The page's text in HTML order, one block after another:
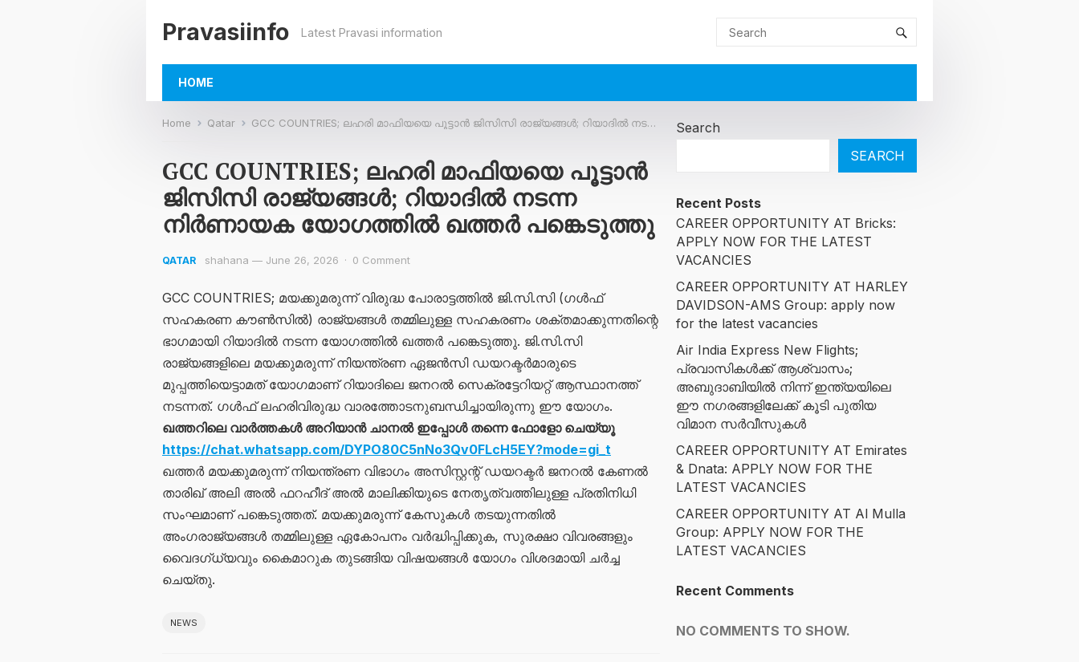
Pravasiinfo Latest Pravasi information
HOME
Home Qatar GCC COUNTRIES; ലഹരി മാഫിയയെ പൂട്ടാൻ ജിസിസി രാജ്യങ്ങൾ; റിയാദിൽ നടന്ന നിർണായക യോഗത്തിൽ ഖത്തർ പങ്കെടുത്തു
GCC COUNTRIES; ലഹരി മാഫിയയെ പൂട്ടാൻ
ജിസിസി രാജ്യങ്ങൾ; റിയാദിൽ നടന്ന
നിർണായക യോഗത്തിൽ ഖത്തർ പങ്കെടുത്തു
QATAR shahana — June 26, 2026 · 0 Comment
GCC COUNTRIES; മയക്കുമരുന്ന് വിരുദ്ധ പോരാട്ടത്തിൽ ജി.സി.സി (ഗൾഫ്
സഹകരണ കൗൺസിൽ) രാജ്യങ്ങൾ തമ്മിലുള്ള സഹകരണം ശക്തമാക്കുന്നതിന്റെ
ഭാഗമായി റിയാദിൽ നടന്ന യോഗത്തിൽ ഖത്തർ പങ്കെടുത്തു. ജി.സി.സി
രാജ്യങ്ങളിലെ മയക്കുമരുന്ന് നിയന്ത്രണ ഏജൻസി ഡയറക്ടർമാരുടെ
മുപ്പത്തിയെട്ടാമത് യോഗമാണ് റിയാദിലെ ജനറൽ സെക്രട്ടേറിയറ്റ് ആസ്ഥാനത്ത്
നടന്നത്. ഗൾഫ് ലഹരിവിരുദ്ധ വാരത്തോടനുബന്ധിച്ചായിരുന്നു ഈ യോഗം.
ഖത്തറിലെ വാർത്തകൾ അറിയാൻ ചാനൽ ഇപ്പോൾ തന്നെ ഫോളോ ചെയ്യൂ
https://chat.whatsapp.com/DYPO80C5nNo3Qv0FLcH5EY?mode=gi_t
ഖത്തർ മയക്കുമരുന്ന് നിയന്ത്രണ വിഭാഗം അസിസ്റ്റന്റ് ഡയറക്ടർ ജനറൽ കേണൽ
താരിഖ് അലി അൽ ഫറഹീദ് അൽ മാലിക്കിയുടെ നേതൃത്വത്തിലുള്ള പ്രതിനിധി
സംഘമാണ് പങ്കെടുത്തത്. മയക്കുമരുന്ന് കേസുകൾ തടയുന്നതിൽ
അംഗരാജ്യങ്ങൾ തമ്മിലുള്ള ഏകോപനം വർദ്ധിപ്പിക്കുക, സുരക്ഷാ വിവരങ്ങളും
വൈദഗ്ധ്യവും കൈമാറുക തുടങ്ങിയ വിഷയങ്ങൾ യോഗം വിശദമായി ചർച്ച
ചെയ്തു.
NEWS
Search
SEARCH
Recent Posts
CAREER OPPORTUNITY AT Bricks:
APPLY NOW FOR THE LATEST
VACANCIES
CAREER OPPORTUNITY AT HARLEY
DAVIDSON-AMS Group: apply now
for the latest vacancies
Air India Express New Flights;
പ്രവാസികൾക്ക് ആശ്വാസം;
അബുദാബിയിൽ നിന്ന് ഇന്ത്യയിലെ
ഈ നഗരങ്ങളിലേക്ക് കൂടി പുതിയ
വിമാന സർവീസുകൾ
CAREER OPPORTUNITY AT Emirates
& Dnata: APPLY NOW FOR THE
LATEST VACANCIES
CAREER OPPORTUNITY AT Al Mulla
Group: APPLY NOW FOR THE
LATEST VACANCIES
Recent Comments
NO COMMENTS TO SHOW.